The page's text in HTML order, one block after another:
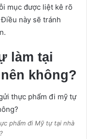
mục được liệt kê rõ
này sẽ tránh
làm tại
không?
phẩm đi Mỹ tự tại nhà